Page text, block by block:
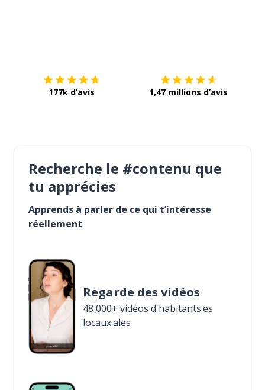
177k d’avis 1,47 millions d’avis
Recherche le #contenu que
tu apprécies
Apprends à parler de ce qui t’intéresse
réellement
Regarde des vidéos
48 000+ vidéos d'habitants·es
locaux·ales